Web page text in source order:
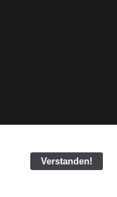
Verstanden!